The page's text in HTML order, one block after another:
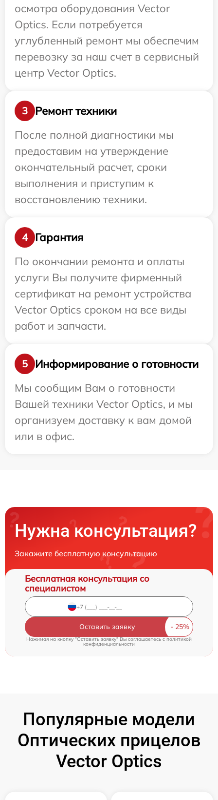
осмотра оборудования Vector
Optics. Если потребуется
углубленный ремонт мы обеспечим
перевозку за наш счет в сервисный
центр Vector Optics.
3
Ремонт техники
После полной диагностики мы
предоставим на утверждение
окончательный расчет, сроки
выполнения и приступим к
восстановлению техники.
4
Гарантия
По окончании ремонта и оплаты
услуги Вы получите фирменный
сертификат на ремонт устройства
Vector Optics сроком на все виды
работ и запчасти.
5
Информирование о готовности
Мы сообщим Вам о готовности
Вашей техники Vector Optics, и мы
организуем доставку к вам домой
или в офис.
Нужна консультация?
Закажите бесплатную консультацию
Бесплатная консультация со
специалистом
Оставить заявку
Нажимая на кнопку "Оставить заявку" Вы соглашаетесь cполитикой
конфиденциальности
Популярные модели
Оптических прицелов
Vector Optics